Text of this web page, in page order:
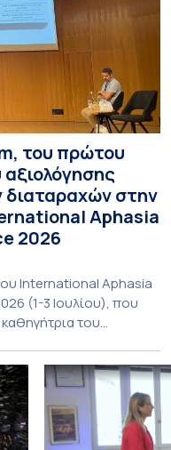
του πρώτου
διαταραχών στην
Aphasia
2026
International Aphasia
(1-3 Ιουλίου), που
του
Βαρλοκώστα,
σταθμισμένο
γραμματικών
με αφασία. Η